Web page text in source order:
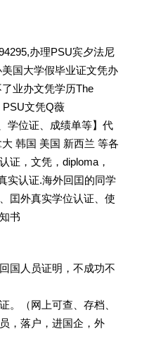
办理PSU宾夕法尼
国大学假毕业证文凭办
业办文凭学历The
PSU文凭Q薇
学位证、成绩单等】代
韩国 美国 新西兰 等各
证，文凭，diploma，
实认证.海外回囯的同学
囯外真实学位认证、使
书
国人员证明，不成功不
。（网上可查、存档、
，落户，进国企，外